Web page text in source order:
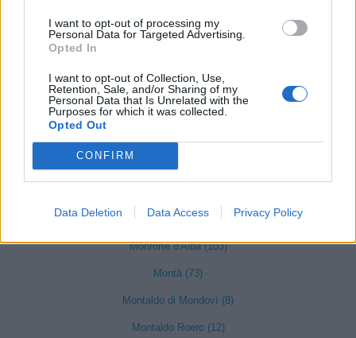
I want to opt-out of processing my
Personal Data for Targeted Advertising.
Opted In
I want to opt-out of Collection, Use,
Retention, Sale, and/or Sharing of my
Personal Data that Is Unrelated with the
Purposes for which it was collected.
Opted Out
CONFIRM
Data Deletion Data Access Privacy Policy
Mombarcaro (6)
Monastero di Vasco (9)
Monasterolo di Savigliano (35)
Monchiero (17)
Mondovì (490)
Monesiglio (13)
Monforte d'Alba (103)
Montà (73)
Montaldo di Mondovì (8)
Montaldo Roero (12)